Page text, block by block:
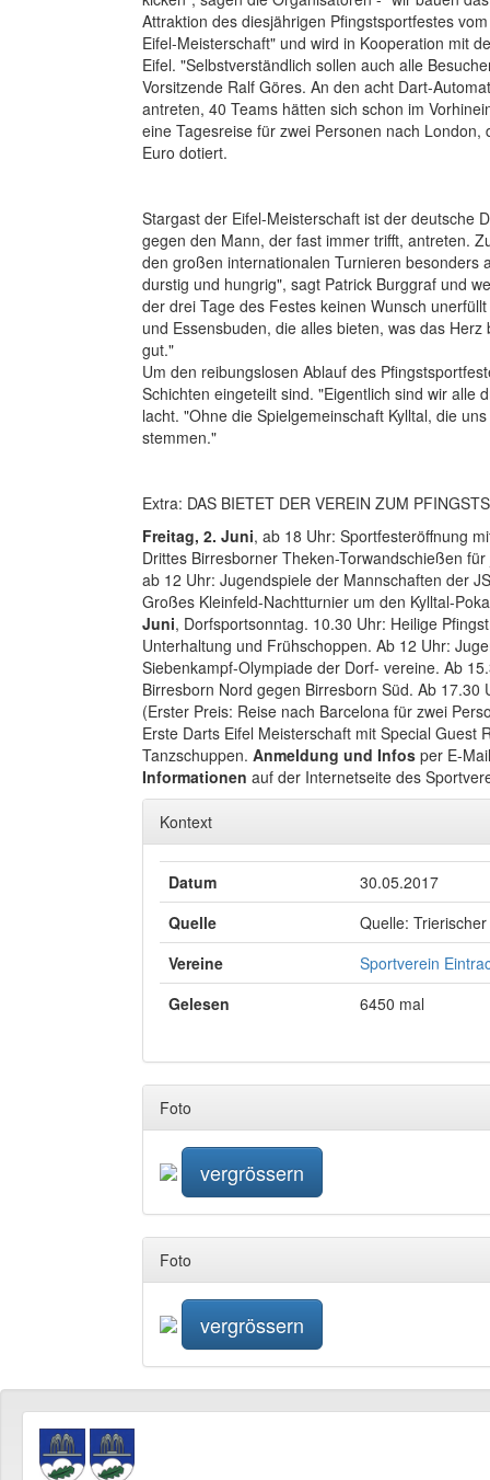
Attraktion des diesjährigen Pfingstsportfestes
Eifel-Meisterschaft" und wird in Kooperation mit
Eifel. "Selbstverständlich sollen auch alle
Vorsitzende Ralf Göres. An den acht Dart-
antreten, 40 Teams hätten sich schon im
eine Tagesreise für zwei Personen nach
Euro dotiert.
Stargast der Eifel-Meisterschaft ist der deutsche
gegen den Mann, der fast immer trifft, antreten.
den großen internationalen Turnieren
durstig und hungrig", sagt Patrick Burggraf und
der drei Tage des Festes keinen Wunsch
und Essensbuden, die alles bieten, was das
gut."
Um den reibungslosen Ablauf des
Schichten eingeteilt sind. "Eigentlich sind wir alle
lacht. "Ohne die Spielgemeinschaft Kylltal, die
stemmen."
Extra: DAS BIETET DER VEREIN ZUM
Freitag, 2. Juni, ab 18 Uhr: Sportfesteröffnung
Drittes Birresborner Theken-Torwandschießen
ab 12 Uhr: Jugendspiele der Mannschaften der
Großes Kleinfeld-Nachtturnier um den Kylltal-
Juni, Dorfsportsonntag. 10.30 Uhr: Heilige
Unterhaltung und Frühschoppen. Ab 12 Uhr:
Siebenkampf-Olympiade der Dorf- vereine. Ab
Birresborn Nord gegen Birresborn Süd. Ab
(Erster Preis: Reise nach Barcelona für zwei
Erste Darts Eifel Meisterschaft mit Special Guest
Tanzschuppen. Anmeldung und Infos per E-
Informationen auf der Internetseite des
Kontext
Datum
30.05.2017
Quelle
Quelle:
Vereine
Sportverein
Gelesen
6450 mal
Foto
vergrössern
Foto
vergrössern